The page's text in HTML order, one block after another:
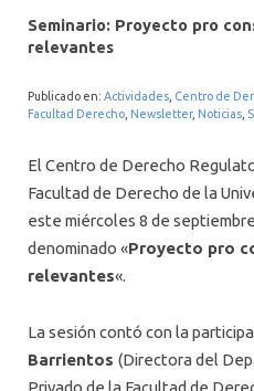
INTERNACIONAL
Seminario: Proyecto pro
relevantes
Publicado en: Actividades Centro de
Facultad Derecho Newsletter, Noticias
El Centro de Derecho
Facultad de Derecho de la
este miércoles 8 de
denominado «Proyecto pro
relevantes«.
La sesión contó con la
Barrientos (Directora del